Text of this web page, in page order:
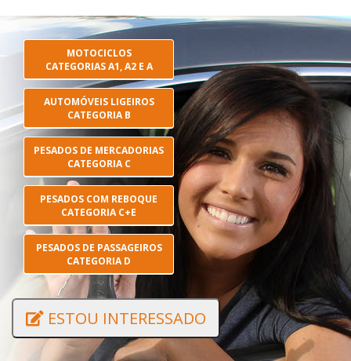
MOTOCICLOS
CATEGORIAS A1, A2 E A
AUTOMÓVEIS LIGEIROS
CATEGORIA B
PESADOS DE MERCADORIAS
CATEGORIA C
PESADOS COM REBOQUE
CATEGORIA C+E
PESADOS DE PASSAGEIROS
CATEGORIA D
ESTOU INTERESSADO